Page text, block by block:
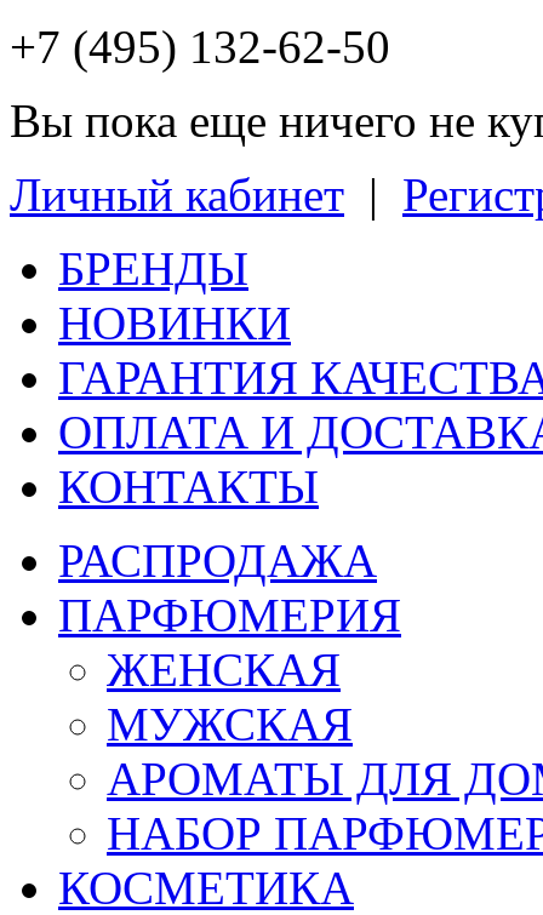
+7 (495) 132-62-50
Вы пока еще ничего не
Личный кабинет |
БРЕНДЫ
НОВИНКИ
ГАРАНТИЯ
ОПЛАТА И
КОНТАКТЫ
РАСПРОДАЖА
ПАРФЮМЕРИЯ
ЖЕНСКАЯ
МУЖСКАЯ
АРОМАТЫ ДЛЯ
НАБОР
КОСМЕТИКА